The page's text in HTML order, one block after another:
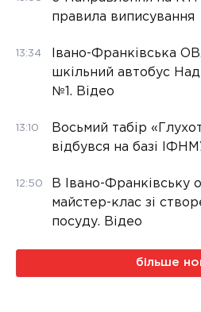
правила виписування
13:34
Івано-Франківська
шкільний автобус
№1. Відео
13:10
Восьмий табір
відбувся на базі
12:50
В Івано-Франківську
майстер-клас зі
посуду. Відео
більше